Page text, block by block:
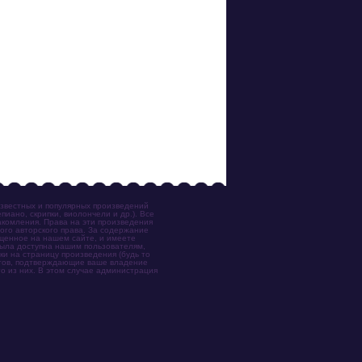
и популярных произведений
скрипки, виолончели и др.). Все
Права на эти произведения
авторского права. За содержание
на нашем сайте, и имеете
доступна нашим пользователям,
на страницу произведения (будь то
подтверждающие ваше владение
из них. В этом случае администрация